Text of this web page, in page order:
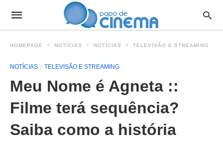
HOMEPAGE NOTÍCIAS NOTÍCIAS TELEVISÃO E STREAMING
NOTÍCIAS TELEVISÃO E STREAMING
Meu Nome é Agneta ::
Filme terá sequência?
Saiba como a história